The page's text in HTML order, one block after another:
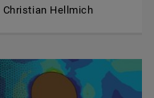
Christian Hellmich